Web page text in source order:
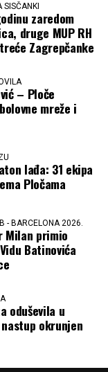
SISČANKI
zaredom
druge MUP RH
Zagrepčanke
– Ploče
mreže i
lađa: 31 ekipa
Pločama
- BARCELONA 2026.
Milan primio
Batinovića
oduševila u
okrunjen